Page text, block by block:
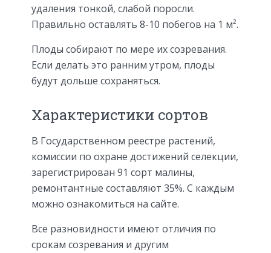
удаления тонкой, слабой поросли.
Правильно оставлять 8-10 побегов на 1 м².
Плоды собирают по мере их созревания.
Если делать это ранним утром, плоды
будут дольше сохраняться.
Характеристики сортов
В Государственном реестре растений,
комиссии по охране достижений селекции,
зарегистрирован 91 сорт малины,
ремонтантные составляют 35%. С каждым
можно ознакомиться на сайте.
Все разновидности имеют отличия по
срокам созревания и другим